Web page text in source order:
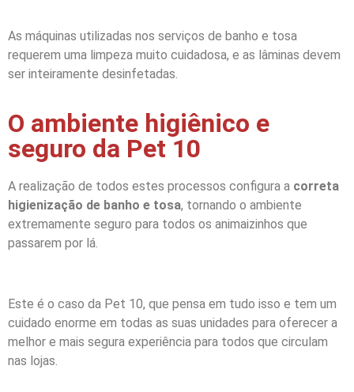
As máquinas utilizadas nos serviços de banho e tosa
requerem uma limpeza muito cuidadosa, e as lâminas devem
ser inteiramente desinfetadas.
O ambiente higiênico e
seguro da Pet 10
A realização de todos estes processos configura a correta
higienização de banho e tosa, tornando o ambiente
extremamente seguro para todos os animaizinhos que
passarem por lá.
Este é o caso da Pet 10, que pensa em tudo isso e tem um
cuidado enorme em todas as suas unidades para oferecer a
melhor e mais segura experiência para todos que circulam
nas lojas.